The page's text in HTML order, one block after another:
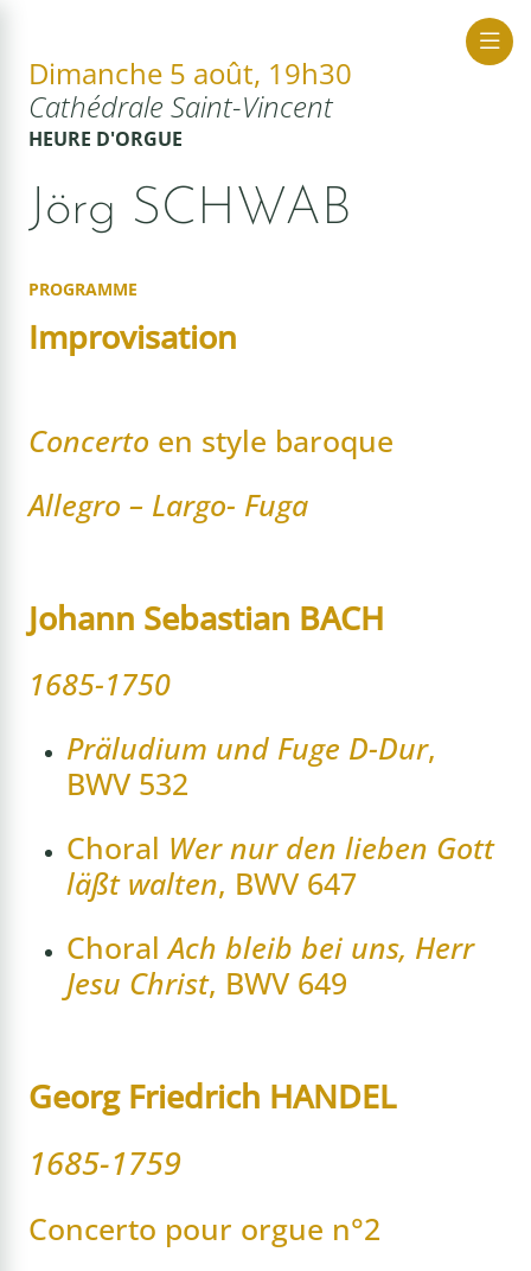
Sacrée
Dimanche 5 août, 19h30
Cathédrale Saint-Vincent
HEURE D'ORGUE
Jörg SCHWAB
PROGRAMME
Improvisation
Concerto en style baroque
Allegro – Largo- Fuga
Johann Sebastian BACH
1685-1750
Präludium und Fuge D-Dur,
BWV 532
Choral Wer nur den lieben Gott
läßt walten, BWV 647
ChoralAch bleib bei uns, Herr
Jesu Christ, BWV 649
Georg Friedrich HANDEL
1685-1759
Concerto pour orgue n°2